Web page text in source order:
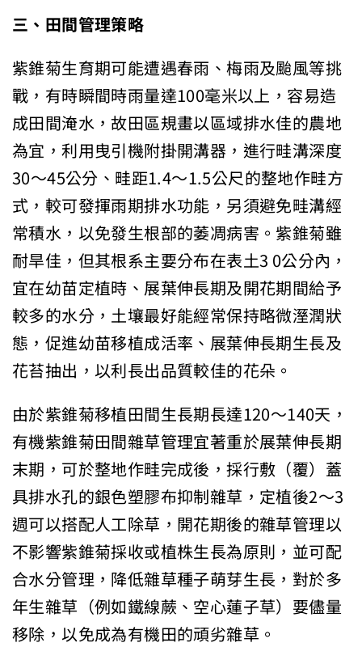
三、田間管理策略
紫錐菊生育期可能遭遇春雨、梅雨及颱風等挑
戰，有時瞬間時雨量達100毫米以上，容易造
成田間淹水，故田區規畫以區域排水佳的農地
為宜，利用曳引機附掛開溝器，進行畦溝深度
30～45公分、畦距1.4～1.5公尺的整地作畦方
式，較可發揮雨期排水功能，另須避免畦溝經
常積水，以免發生根部的萎凋病害。紫錐菊雖
耐旱佳，但其根系主要分布在表土3 0公分內，
宜在幼苗定植時、展葉伸長期及開花期間給予
較多的水分，土壤最好能經常保持略微溼潤狀
態，促進幼苗移植成活率、展葉伸長期生長及
花苔抽出，以利長出品質較佳的花朵。
由於紫錐菊移植田間生長期長達120～140天，
有機紫錐菊田間雜草管理宜著重於展葉伸長期
末期，可於整地作畦完成後，採行敷（覆）蓋
具排水孔的銀色塑膠布抑制雜草，定植後2～3
週可以搭配人工除草，開花期後的雜草管理以
不影響紫錐菊採收或植株生長為原則，並可配
合水分管理，降低雜草種子萌芽生長，對於多
年生雜草（例如鐵線蕨、空心蓮子草）要儘量
移除，以免成為有機田的頑劣雜草。